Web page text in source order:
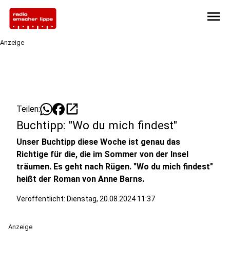
menu
Anzeige
Teilen: open_in_new
Buchtipp: "Wo du mich findest"
Unser Buchtipp diese Woche ist genau das
Richtige für die, die im Sommer von der Insel
träumen. Es geht nach Rügen. "Wo du mich findest"
heißt der Roman von Anne Barns.
Veröffentlicht: Dienstag, 20.08.2024 11:37
Anzeige